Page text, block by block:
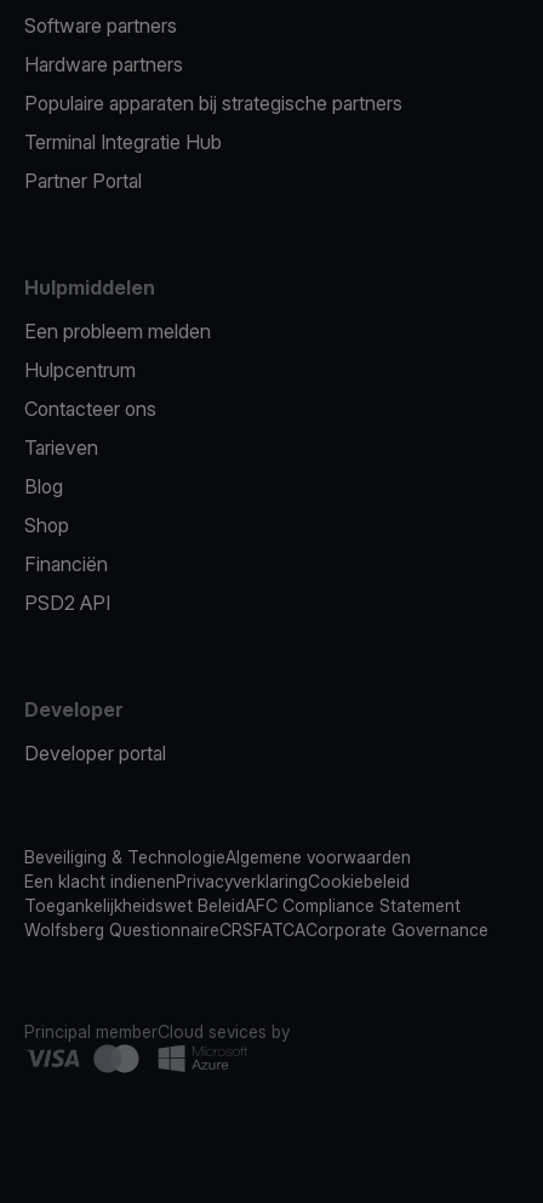
Software partners
Hardware partners
Populaire apparaten bij strategische partners
Terminal Integratie Hub
Partner Portal
Hulpmiddelen
Een probleem melden
Hulpcentrum
Contacteer ons
Tarieven
Blog
Shop
Financiën
PSD2 API
Developer
Developer portal
Beveiliging & TechnologieAlgemene voorwaarden
Een klacht indienenPrivacyverklaringCookiebeleid
Toegankelijkheidswet BeleidAFC Compliance Statement
Wolfsberg QuestionnaireCRSFATCACorporate Governance
Principal memberCloud sevices by